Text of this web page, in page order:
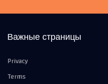
Важные страницы
Privacy
Terms